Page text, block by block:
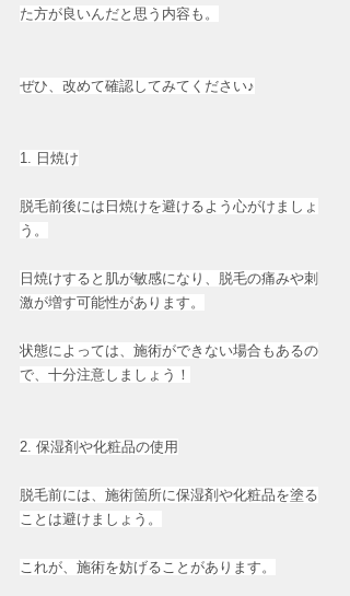
た方が良いんだと思う内容も。
ぜひ、改めて確認してみてください♪
1. 日焼け
脱毛前後には日焼けを避けるよう心がけましょ
う。
日焼けすると肌が敏感になり、脱毛の痛みや刺
激が増す可能性があります。
状態によっては、施術ができない場合もあるの
で、十分注意しましょう！
2. 保湿剤や化粧品の使用
脱毛前には、施術箇所に保湿剤や化粧品を塗る
ことは避けましょう。
これが、施術を妨げることがあります。